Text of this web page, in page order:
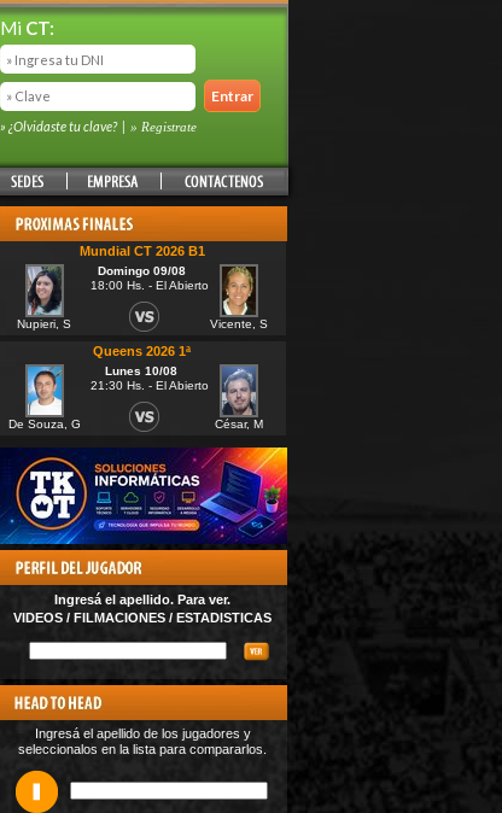
Mi CT:
» ¿Olvidaste tu clave? | » Registrate
Mundial CT 2026 B1
Nupieri, S
Domingo 09/08
18:00 Hs. - El Abierto
Vicente, S
Queens 2026 1ª
De Souza, G
Lunes 10/08
21:30 Hs. - El Abierto
César, M
Ingresá el apellido. Para ver.
VIDEOS / FILMACIONES / ESTADISTICAS
Ingresá el apellido de los jugadores y
seleccionalos en la lista para compararlos.